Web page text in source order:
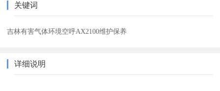
关键词
吉林有害气体环境空呼AX2100维护保养
详细说明